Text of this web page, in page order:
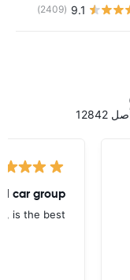
9.1
(2409)
car group
is the best.